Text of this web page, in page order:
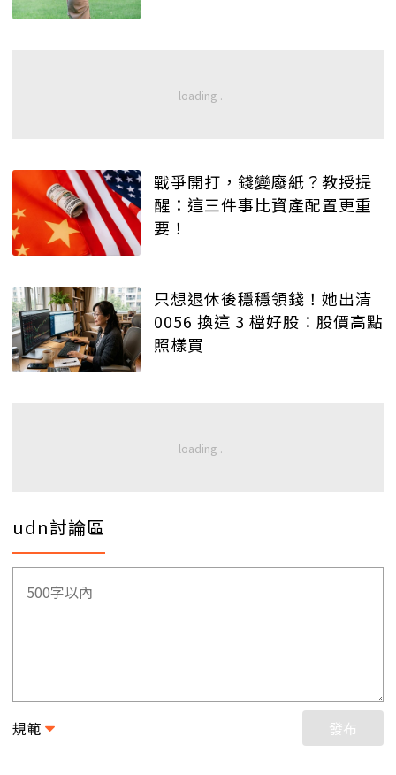
戰爭開打，錢變廢紙？教授提
醒：這三件事比資產配置更重
要！
只想退休後穩穩領錢！她出清
0056 換這 3 檔好股：股價高點
照樣買
udn討論區
規範 發布